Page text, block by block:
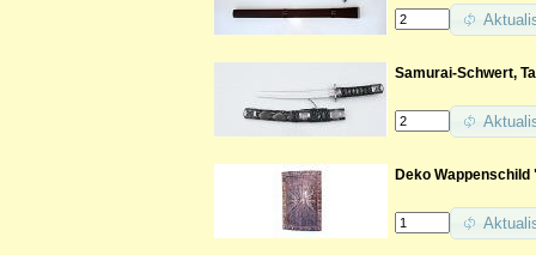
Samurai-Schwert,
Deko